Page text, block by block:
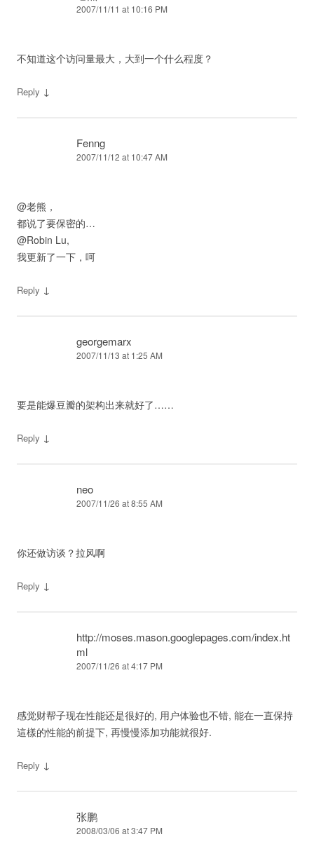
2007/11/11 at 10:16 PM
不知道这个访问量最大，大到一个什么程度？
Reply ↓
Fenng
2007/11/12 at 10:47 AM
@老熊，
都说了要保密的…
@Robin Lu,
我更新了一下，呵
Reply ↓
georgemarx
2007/11/13 at 1:25 AM
要是能爆豆瓣的架构出来就好了……
Reply ↓
neo
2007/11/26 at 8:55 AM
你还做访谈？拉风啊
Reply ↓
http://moses.mason.googlepages.com/index.ht
ml
2007/11/26 at 4:17 PM
感觉财帮子现在性能还是很好的, 用户体验也不错, 能在一直保持
這樣的性能的前提下, 再慢慢添加功能就很好.
Reply ↓
张鹏
2008/03/06 at 3:47 PM